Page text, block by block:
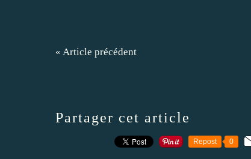
« Article précédent
Partager cet article
Repost 0